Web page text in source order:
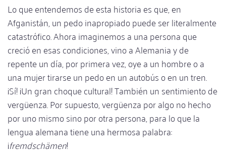
Lo que entendemos de esta historia es que, en
Afganistán, un pedo inapropiado puede ser literalmente
catastrófico. Ahora imaginemos a una persona que
creció en esas condiciones, vino a Alemania y de
repente un día, por primera vez, oye a un hombre o a
una mujer tirarse un pedo en un autobús o en un tren.
¡Sí! ¡Un gran choque cultural! También un sentimiento de
vergüenza. Por supuesto, vergüenza por algo no hecho
por uno mismo sino por otra persona, para lo que la
lengua alemana tiene una hermosa palabra:
¡fremdschämen!